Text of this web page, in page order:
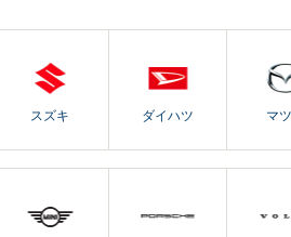
スズキ ダイハツ マ